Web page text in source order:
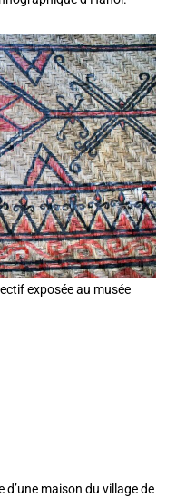
exposée au musée
maison du village de